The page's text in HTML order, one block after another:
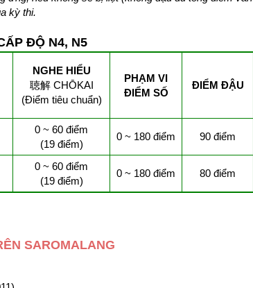
kỳ thi.
ĐỘ N4, N5
NGHE HIỂU
聴解 CHŌKAI
(Điểm tiêu chuẩn)
PHẠM VI
ĐIỂM SỐ
ĐIỂM ĐẬU
0 ~ 60 điểm
(19 điểm)
0 ~ 180 điểm 90 điểm
0 ~ 60 điểm
(19 điểm)
0 ~ 180 điểm 80 điểm
SAROMALANG